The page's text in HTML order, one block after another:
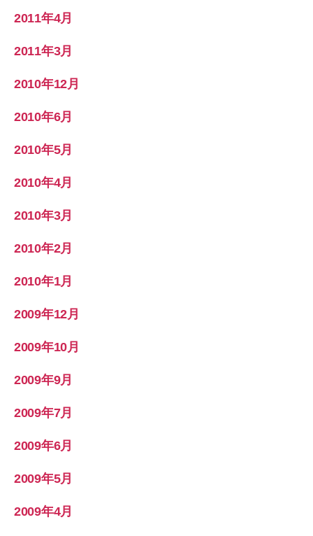
2011年4月
2011年3月
2010年12月
2010年6月
2010年5月
2010年4月
2010年3月
2010年2月
2010年1月
2009年12月
2009年10月
2009年9月
2009年7月
2009年6月
2009年5月
2009年4月